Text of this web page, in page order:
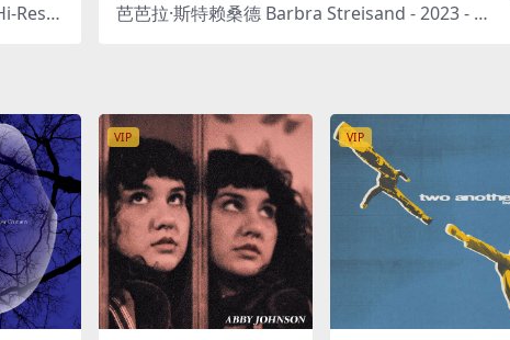
Res Fl
芭芭拉·斯特赖桑德 Barbra Streisand - 2023 - Ev
VIP VIP